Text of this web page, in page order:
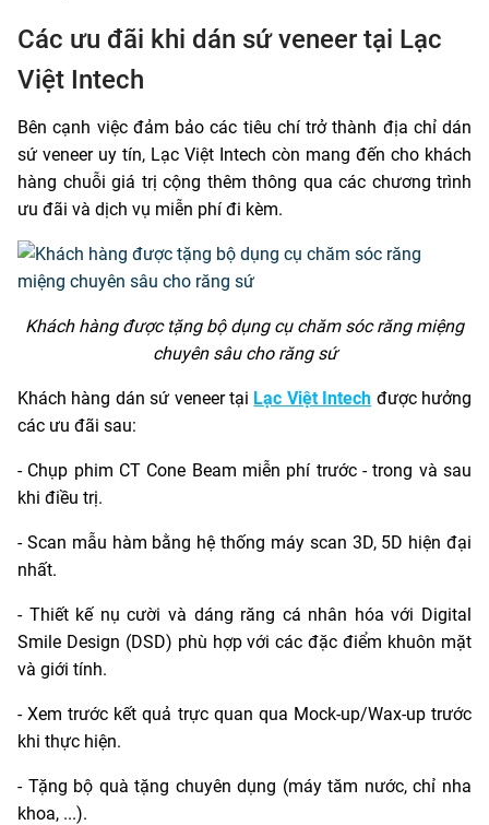
Các ưu đãi khi dán sứ veneer tại Lạc
Việt Intech
Bên cạnh việc đảm bảo các tiêu chí trở thành địa chỉ dán
sứ veneer uy tín, Lạc Việt Intech còn mang đến cho khách
hàng chuỗi giá trị cộng thêm thông qua các chương trình
ưu đãi và dịch vụ miễn phí đi kèm.
Khách hàng được tặng bộ dụng cụ chăm sóc răng miệng
chuyên sâu cho răng sứ
Khách hàng dán sứ veneer tại Lạc Việt Intech được hưởng
các ưu đãi sau:
- Chụp phim CT Cone Beam miễn phí trước - trong và sau
khi điều trị.
- Scan mẫu hàm bằng hệ thống máy scan 3D, 5D hiện đại
nhất.
- Thiết kế nụ cười và dáng răng cá nhân hóa với Digital
Smile Design (DSD) phù hợp với các đặc điểm khuôn mặt
và giới tính.
- Xem trước kết quả trực quan qua Mock-up/Wax-up trước
khi thực hiện.
- Tặng bộ quà tặng chuyên dụng (máy tăm nước, chỉ nha
khoa, ...).